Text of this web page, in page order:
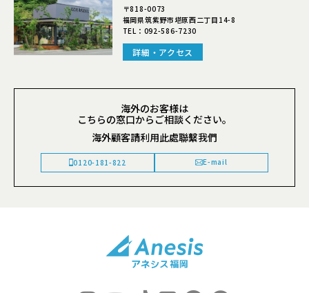
〒818-0073
福岡県筑紫野市塔原西二丁目14-8
TEL： 092-586-7230
詳細・アクセス
海外のお客様は
こちらの窓口からご相談ください。
海外顧客請利用此處聯繫我們
0120-181-822 E-mail